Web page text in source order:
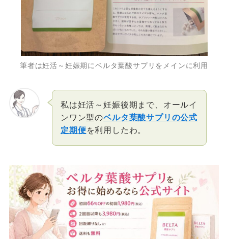
筆者は妊活～妊娠期にベルタ葉酸サプリをメインに利用
私は妊活～妊娠後期まで、オールイ
ンワン型のベルタ葉酸サプリの公式
定期便を利用したわ。